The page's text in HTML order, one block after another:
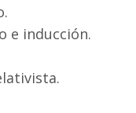
e inducción.